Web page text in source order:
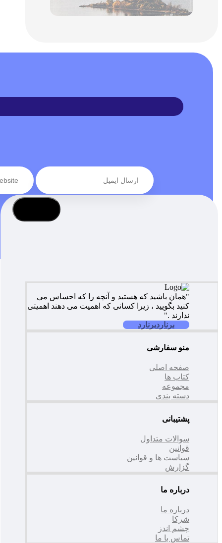
"همان باشید که هستید و آنچه را که احساس می
کنید بگویید ، زیرا کسانی که اهمیت می دهند اهمیتی
ندارند ."
برناردبرنارد
منو سفارشی
صفحه اصلی
کتاب ها
مجموعه
دسته بندی
پشتیبانی
سوالات متداول
قوانین
سیاست ها و قوانین
گزارش
درباره ما
درباره ما
شرکا
چشم اندز
تماس با ما